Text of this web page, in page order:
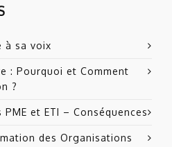
à sa voix
: Pourquoi et Comment
?
et ETI – Conséquences
des Organisations